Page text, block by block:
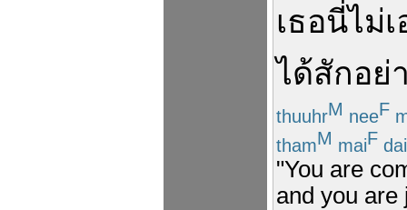
เธอนี่ไม่
ได้สักอย่
thuuhrM neeF
thamM maiF dai
"You are
and you are